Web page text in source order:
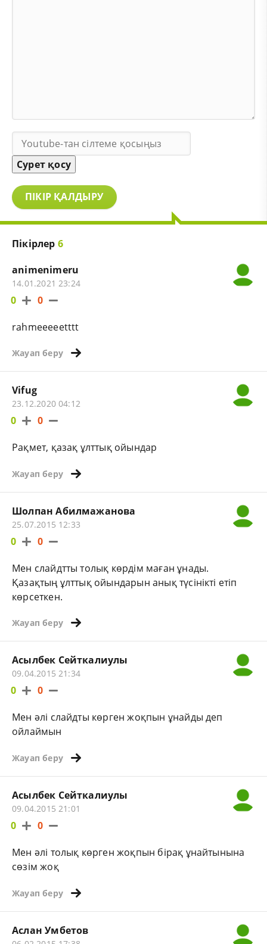
Сурет қосу
ПІКІР ҚАЛДЫРУ
Пікірлер 6
animenimeru
14.01.2021 23:24
0 0
rahmeeeeetttt
Жауап беру
Vifug
23.12.2020 04:12
0 0
Рақмет, қазақ ұлттық ойындар
Жауап беру
Шолпан Абилмажанова
25.07.2015 12:33
0 0
Мен слайдтты толық көрдім маған ұнады.
Қазақтың ұлттық ойындарын анық түсінікті етіп
көрсеткен.
Жауап беру
Асылбек Сейткалиулы
09.04.2015 21:34
0 0
Мен әлі слайдты көрген жоқпын ұнайды деп
ойлаймын
Жауап беру
Асылбек Сейткалиулы
09.04.2015 21:01
0 0
Мен әлі толық көрген жоқпын бірақ ұнайтынына
сөзім жоқ
Жауап беру
Аслан Умбетов